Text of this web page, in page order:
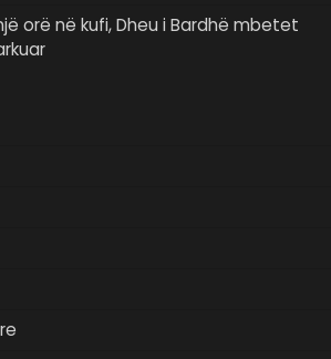
orë në kufi, Dheu i Bardhë mbetet